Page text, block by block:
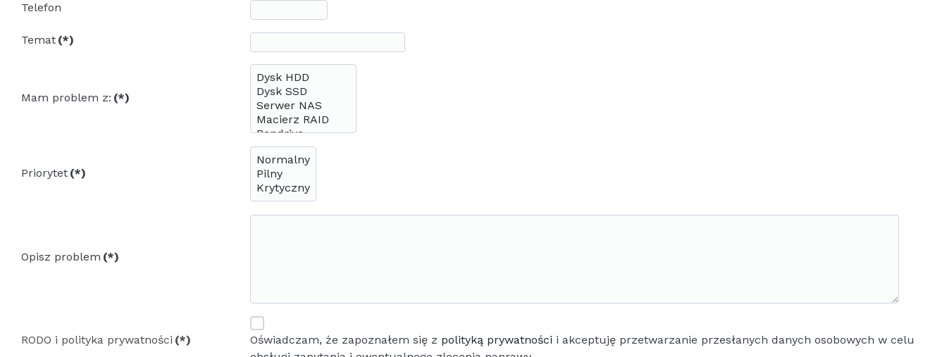
Telefon
Temat (*)
Mam problem z: (*)
Priorytet (*)
Opisz problem (*)
RODO i polityka prywatności (*) Oświadczam, że zapoznałem się z polityką prywatności i akceptuję przetwarzanie przesłanych danych osobowych w celu